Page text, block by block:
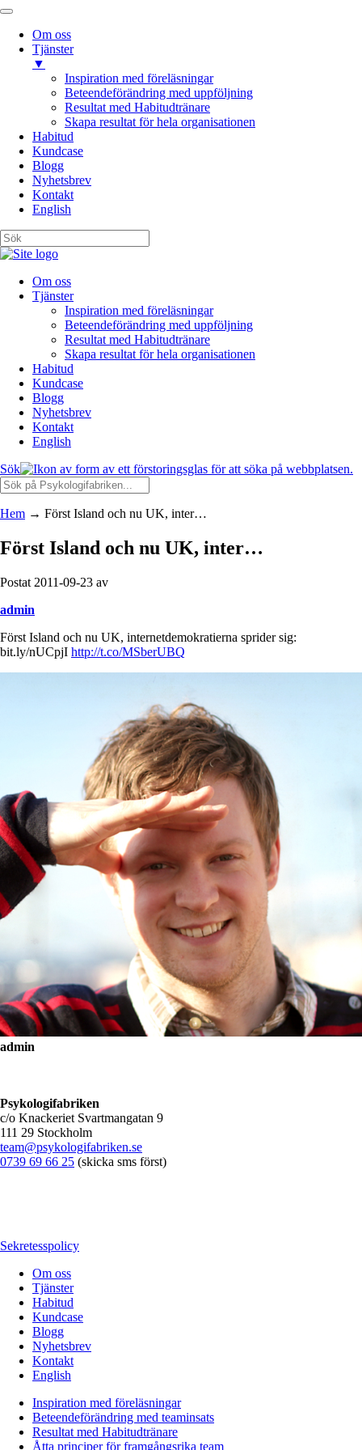
Om oss
Tjänster
▼
Inspiration med föreläsningar
Beteendeförändring med uppföljning
Resultat med Habitudtränare
Skapa resultat för hela organisationen
Habitud
Kundcase
Blogg
Nyhetsbrev
Kontakt
English
Om oss
Tjänster
Inspiration med föreläsningar
Beteendeförändring med uppföljning
Resultat med Habitudtränare
Skapa resultat för hela organisationen
Habitud
Kundcase
Blogg
Nyhetsbrev
Kontakt
English
Sök
Hem → Först Island och nu UK, inter…
Först Island och nu UK, inter…
Postat 2011-09-23 av
admin
Först Island och nu UK, internetdemokratierna sprider sig:
bit.ly/nUCpjI http://t.co/MSberUBQ
admin
Psykologifabriken
c/o Knackeriet Svartmangatan 9
111 29 Stockholm
team@psykologifabriken.se
0739 69 66 25 (skicka sms först)
Sekretesspolicy
Om oss
Tjänster
Habitud
Kundcase
Blogg
Nyhetsbrev
Kontakt
English
Inspiration med föreläsningar
Beteendeförändring med teaminsats
Resultat med Habitudtränare
Åtta principer för framgångsrika team